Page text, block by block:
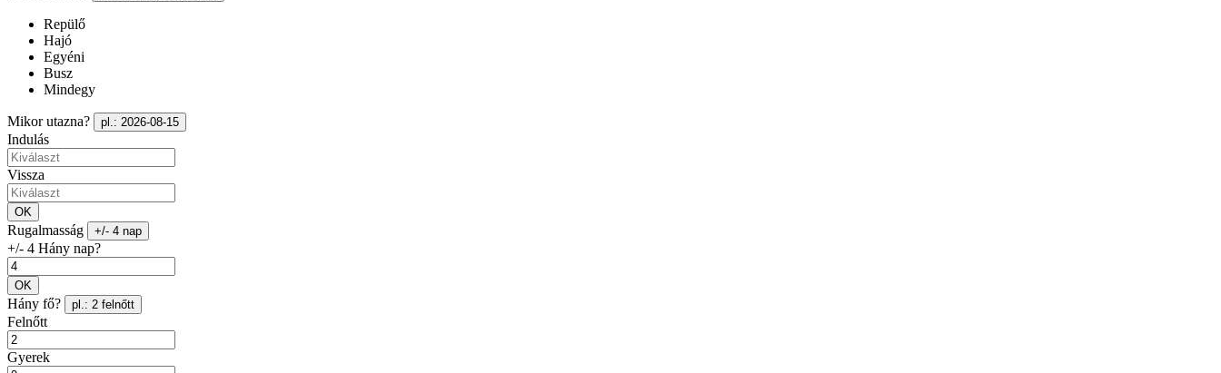
Repülő
Hajó
Egyéni
Busz
Mindegy
Mikor utazna? pl.: 2026-08-15
Indulás
Vissza
OK
Rugalmasság +/- 4 nap
+/- 4 Hány nap?
OK
Hány fő? pl.: 2 felnőtt
Felnőtt
Gyerek